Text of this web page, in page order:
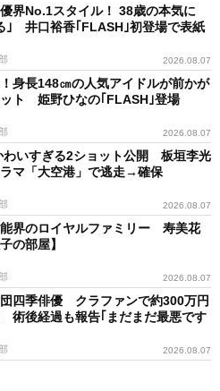
優界No.1スタイル！ 38歳の本気に
｣ 井口裕香｢FLASH｣初登場で表紙
2026.08.07
身長148㎝の人気アイドルが前かが
ト 姫野ひなの｢FLASH｣登場
2026.08.07
わいすぎる2ショット公開 板垣李光
マ「大空港」で逃走→確保
2026.08.07
界のロイヤルファミリー 寿美花
の部屋】
2026.08.07
四季俳優 クラファンで約300万円
後経過も報告｢まだまだ最悪です
2026.08.07